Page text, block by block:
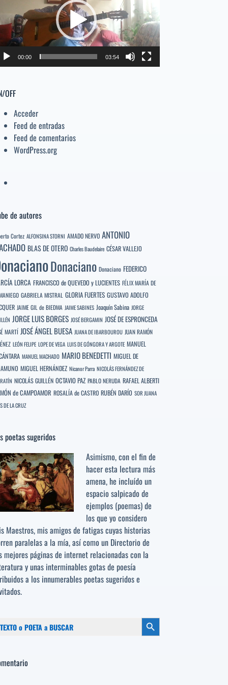
volumen.
00:00 03:54
OFF
Acceder
Feed de entradas
Feed de comentarios
WordPress.org
de autores
Cortez ALFONSINA STORNI AMADO NERVO ANTONIO
BLAS DE OTERO Charles Baudelaire CÉSAR VALLEJO
Donaciano Donaciano FEDERICO
LORCA FRANCISCO de QUEVEDO y LUCIENTES FÉLIX MARÍA DE
GABRIELA MISTRAL GLORIA FUERTES GUSTAVO ADOLFO
JAIME GIL de BIEDMA JAIME SABINES Joaquín Sabina JORGE
JORGE LUIS BORGES JOSÉ BERGAMIN JOSÉ DE ESPRONCEDA
MARTÍ JOSÉ ÁNGEL BUESA JUANA DE IBARBOUROU JUAN RAMÓN
LEÓN FELIPE LOPE DE VEGA LUIS DE GÓNGORA Y ARGOTE MANUEL
MANUEL MACHADO MARIO BENEDETTI MIGUEL DE
MIGUEL HERNÁNDEZ Nicanor Parra NICOLÁS FERNÁNDEZ DE
NICOLÁS GUILLÉN OCTAVIO PAZ PABLO NERUDA RAFAEL ALBERTI
de CAMPOAMOR ROSALÍA de CASTRO RUBÉN DARÍO SOR JUANA
DE LA CRUZ
poetas sugeridos
Asimismo, con el fin de
hacer esta lectura más
amena, he incluído un
espacio salpicado de
ejemplos (poemas) de
los que yo considero
Maestros, mis amigos de fatigas cuyas historias
paralelas a la mía, así como un Directorio de
mejores páginas de internet relacionadas con la
y unas interminables gotas de poesía
a los innumerables poetas sugeridose
Botón de búsqueda